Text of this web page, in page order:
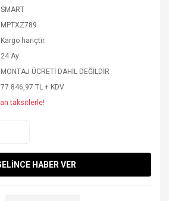
SMART
MPTXZ789
Kargo hariçtir.
24 Ay
MONTAJ ÜCRETİ DAHİL DEĞİLDİR
77.846,97 TL + KDV
taksitlerle!
HABER VER